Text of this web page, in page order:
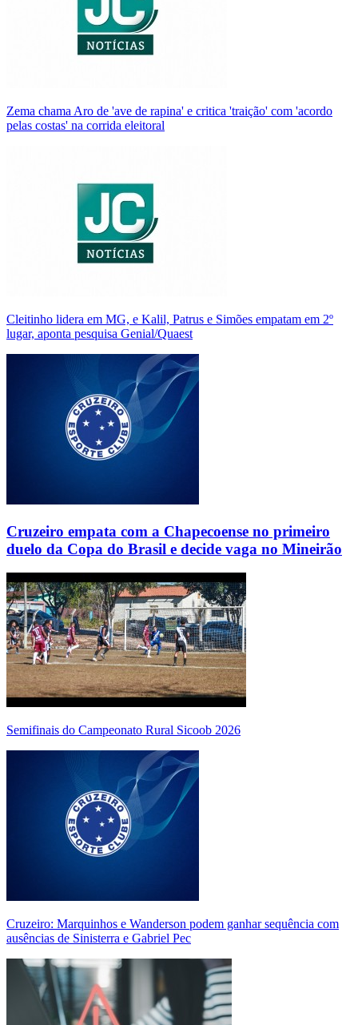
Zema chama Aro de 'ave de rapina' e critica 'traição' com 'acordo
pelas costas' na corrida eleitoral
Cleitinho lidera em MG, e Kalil, Patrus e Simões empatam em 2º
lugar, aponta pesquisa Genial/Quaest
Cruzeiro empata com a Chapecoense no primeiro
duelo da Copa do Brasil e decide vaga no Mineirão
Semifinais do Campeonato Rural Sicoob 2026
Cruzeiro: Marquinhos e Wanderson podem ganhar sequência com
ausências de Sinisterra e Gabriel Pec